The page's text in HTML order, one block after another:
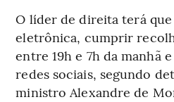
O líder de direita terá
eletrônica, cumprir
entre 19h e 7h da manhã
redes sociais, segundo
ministro Alexandre de